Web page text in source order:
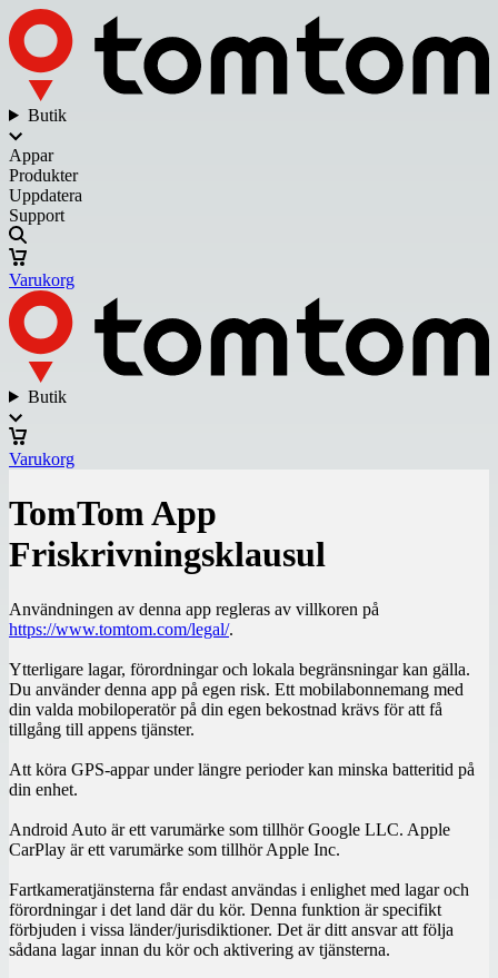
Butik
Appar
Produkter
Uppdatera
Support
Varukorg
Butik
Varukorg
TomTom App
Friskrivningsklausul
Användningen av denna app regleras av villkoren på
https://www.tomtom.com/legal/.
Ytterligare lagar, förordningar och lokala begränsningar kan gälla.
Du använder denna app på egen risk. Ett mobilabonnemang med
din valda mobiloperatör på din egen bekostnad krävs för att få
tillgång till appens tjänster.
Att köra GPS-appar under längre perioder kan minska batteritid på
din enhet.
Android Auto är ett varumärke som tillhör Google LLC. Apple
CarPlay är ett varumärke som tillhör Apple Inc.
Fartkameratjänsterna får endast användas i enlighet med lagar och
förordningar i det land där du kör. Denna funktion är specifikt
förbjuden i vissa länder/jurisdiktioner. Det är ditt ansvar att följa
sådana lagar innan du kör och aktivering av tjänsterna.